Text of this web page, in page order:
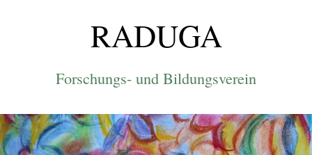
RADUGA
Forschungs- und Bildungsverein